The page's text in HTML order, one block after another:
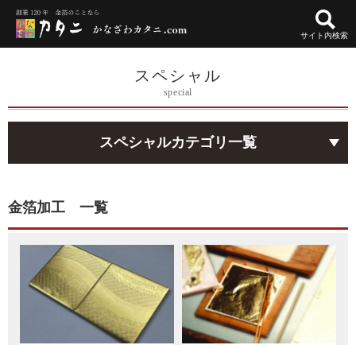
サイト内検索
スペシャル
special
スペシャルカテゴリ一覧
金箔加工 一覧